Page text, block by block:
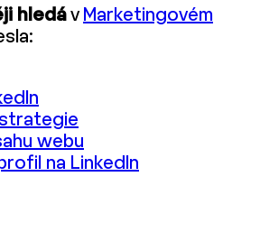
hledá v Marketingovém
webu
na LinkedIn